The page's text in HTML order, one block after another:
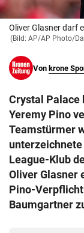
Oliver Glasner darf
(Bild: AP/AP Photo/
Von krone
Crystal Palace
Yeremy Pino
Teamstürmer
League-Klub
Oliver Glasner
Pino-
Baumgartner